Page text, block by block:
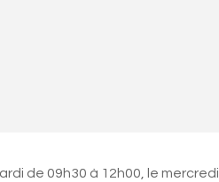
de 09h30 à 12h00, le mercredi